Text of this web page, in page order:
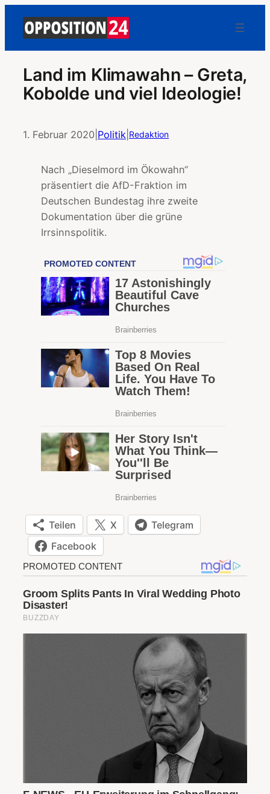
Land im Klimawahn – Greta,
Kobolde und viel Ideologie!
1. Februar 2020 Politik Redaktion
Nach „Dieselmord im Ökowahn“
präsentiert die AfD-Fraktion im
Deutschen Bundestag ihre zweite
Dokumentation über die grüne
Irrsinnspolitik.
Teilen X
Telegram
Facebook